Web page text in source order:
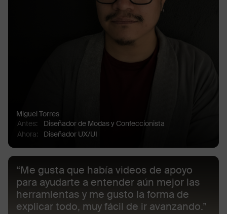
Miguel Torres
Antes:
Diseñador de Modas y Confeccionista
Ahora: Diseñador UX/UI
“Me gusta que había videos de apoyo
para ayudarte a entender aún mejor las
herramientas y me gusto la forma de
explicar todo, muy fácil de ir avanzando.”